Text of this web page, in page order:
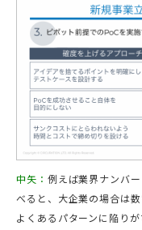
中矢： 例えば業界ナンバ
べると、大企業の場合は
よくあるパターンに陥り